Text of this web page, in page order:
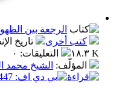
الرجعة بين الظهور والمعاد
أخرى
تاريخ الإنشاء :٢٠١٩/
التعليقات:٠
الشيخ محمد السند